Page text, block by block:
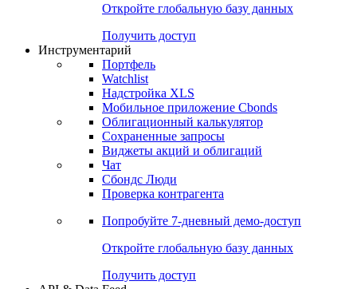
Откройте глобальную базу данных
Получить доступ
Инструментарий
Портфель
Watchlist
Надстройка XLS
Мобильное приложение Cbonds
Облигационный калькулятор
Сохраненные запросы
Виджеты акций и облигаций
Чат
Сбондс Люди
Проверка контрагента
Попробуйте 7-дневный демо-доступ
Откройте глобальную базу данных
Получить доступ